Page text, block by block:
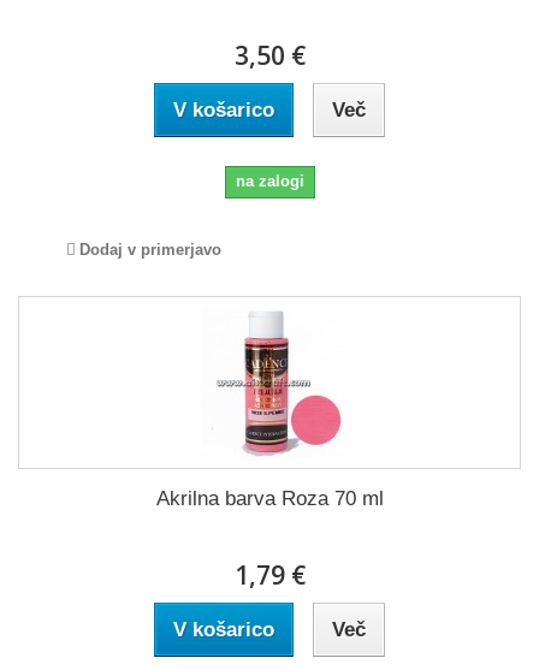
3,50 €
V košarico Več
na zalogi
Dodaj v primerjavo
Akrilna barva Roza 70 ml
1,79 €
V košarico Več